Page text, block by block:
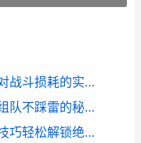
逆水寒白发耐久全解析：轻松应对战斗损耗的实用技巧
逆水寒拉人特效实战技巧：轻松组队不踩雷的秘籍
逆水寒封面图片全攻略：用这些技巧轻松解锁绝版外观